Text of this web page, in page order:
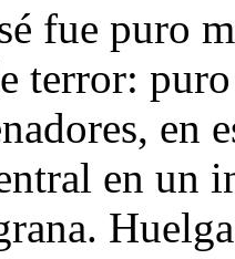
fue puro
terror:
en
en un